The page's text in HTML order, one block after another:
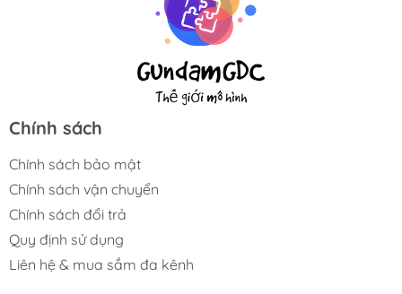
Chính sách
Chính sách bảo mật
Chính sách vận chuyển
Chính sách đổi trả
Quy định sử dụng
Liên hệ & mua sắm đa kênh